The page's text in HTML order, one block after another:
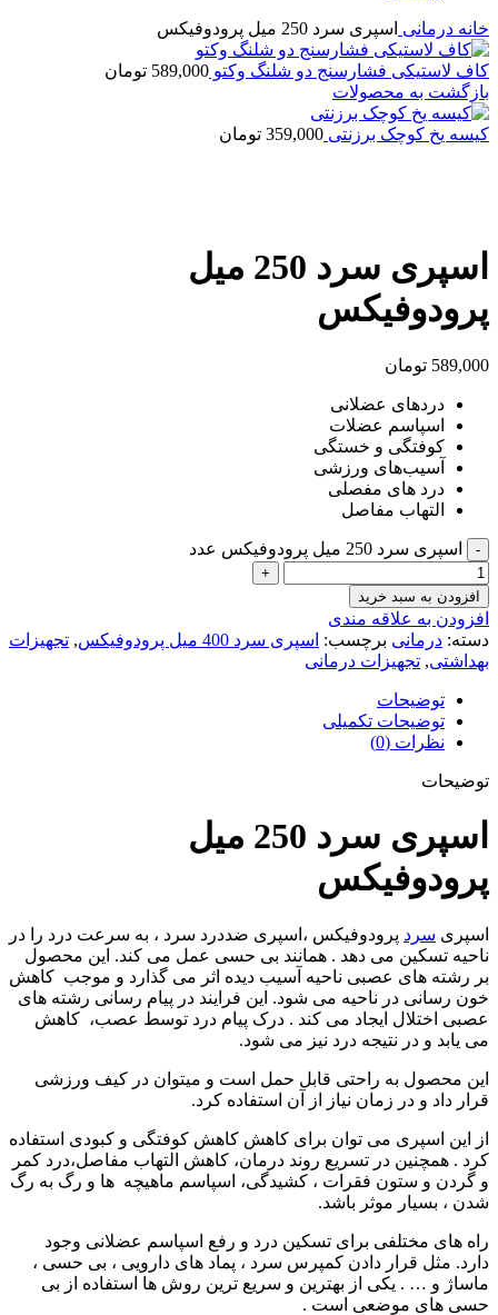
خانه درمانی اسپری سرد 250 میل پرودوفیکس
کاف لاستیکی فشارسنج دو شلنگ وکتو 589,000 تومان
بازگشت به محصولات
کیسه یخ کوچک برزنتی 359,000 تومان
اسپری سرد 250 میل
پرودوفیکس
589,000 تومان
دردهای عضلانی
اسپاسم عضلات
کوفتگی و خستگی
آسیب‌های ورزشی
درد های مفصلی
التهاب مفاصل
اسپری سرد 250 میل پرودوفیکس عدد
افزودن به سبد خرید
افزودن به علاقه مندی
دسته: درمانی برچسب: اسپری سرد 400 میل پرودوفیکس , تجهیزات
بهداشتی, تجهیزات درمانی
توضیحات
توضیحات تکمیلی
نظرات (0)
توضیحات
اسپری سرد 250 میل
پرودوفیکس
اسپری سرد پرودوفیکس ،اسپری ضددرد سرد ، به سرعت درد را در
ناحیه تسکین می دهد . همانند بی حسی عمل می کند. این محصول
بر رشته های عصبی ناحیه آسیب دیده اثر می گذارد و موجب کاهش
خون رسانی در ناحیه می شود. این فرایند در پیام رسانی رشته های
عصبی اختلال ایجاد می کند . درک پیام درد توسط عصب، کاهش
می یابد و در نتیجه درد نیز می شود.
این محصول به راحتی قابل حمل است و میتوان در کیف ورزشی
قرار داد و در زمان نیاز از آن استفاده کرد.
از این اسپری می توان برای کاهش کاهش کوفتگی و کبودی استفاده
کرد . همچنین در تسریع روند درمان، کاهش التهاب مفاصل،درد کمر
و گردن و ستون فقرات ، کشیدگی، اسپاسم ماهیچه ها و رگ به رگ
شدن ، بسیار موثر باشد.
راه های مختلفی برای تسکین درد و رفع اسپاسم عضلانی وجود
دارد. مثل قرار دادن کمپرس سرد ، پماد های دارویی ، بی حسی ،
ماساژ و … . یکی از بهترین و سریع ترین روش ها استفاده از بی
حسی های موضعی است .